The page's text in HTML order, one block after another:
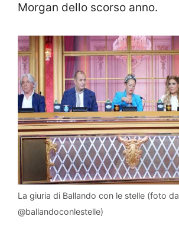
Morgan dello scorso anno.
La giuria di Ballando con le stelle (foto da
@ballandoconlestelle)